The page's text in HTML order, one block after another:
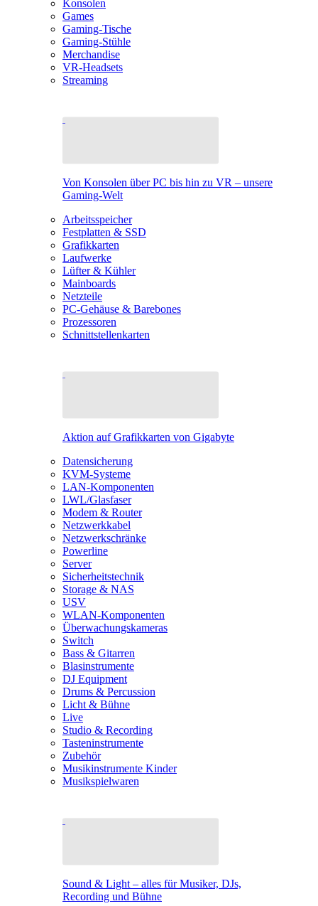
Konsolen
Games
Gaming-Tische
Gaming-Stühle
Merchandise
VR-Headsets
Streaming
Von Konsolen über PC bis hin zu VR – unsere
Gaming-Welt
Arbeitsspeicher
Festplatten & SSD
Grafikkarten
Laufwerke
Lüfter & Kühler
Mainboards
Netzteile
PC-Gehäuse & Barebones
Prozessoren
Schnittstellenkarten
Aktion auf Grafikkarten von Gigabyte
Datensicherung
KVM-Systeme
LAN-Komponenten
LWL/Glasfaser
Modem & Router
Netzwerkkabel
Netzwerkschränke
Powerline
Server
Sicherheitstechnik
Storage & NAS
USV
WLAN-Komponenten
Überwachungskameras
Switch
Bass & Gitarren
Blasinstrumente
DJ Equipment
Drums & Percussion
Licht & Bühne
Live
Studio & Recording
Tasteninstrumente
Zubehör
Musikinstrumente Kinder
Musikspielwaren
Sound & Light – alles für Musiker, DJs,
Recording und Bühne